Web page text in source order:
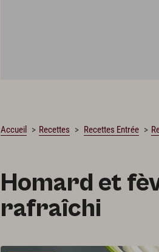
Accueil Recettes Recettes Entrée
Homard et
rafraîchi